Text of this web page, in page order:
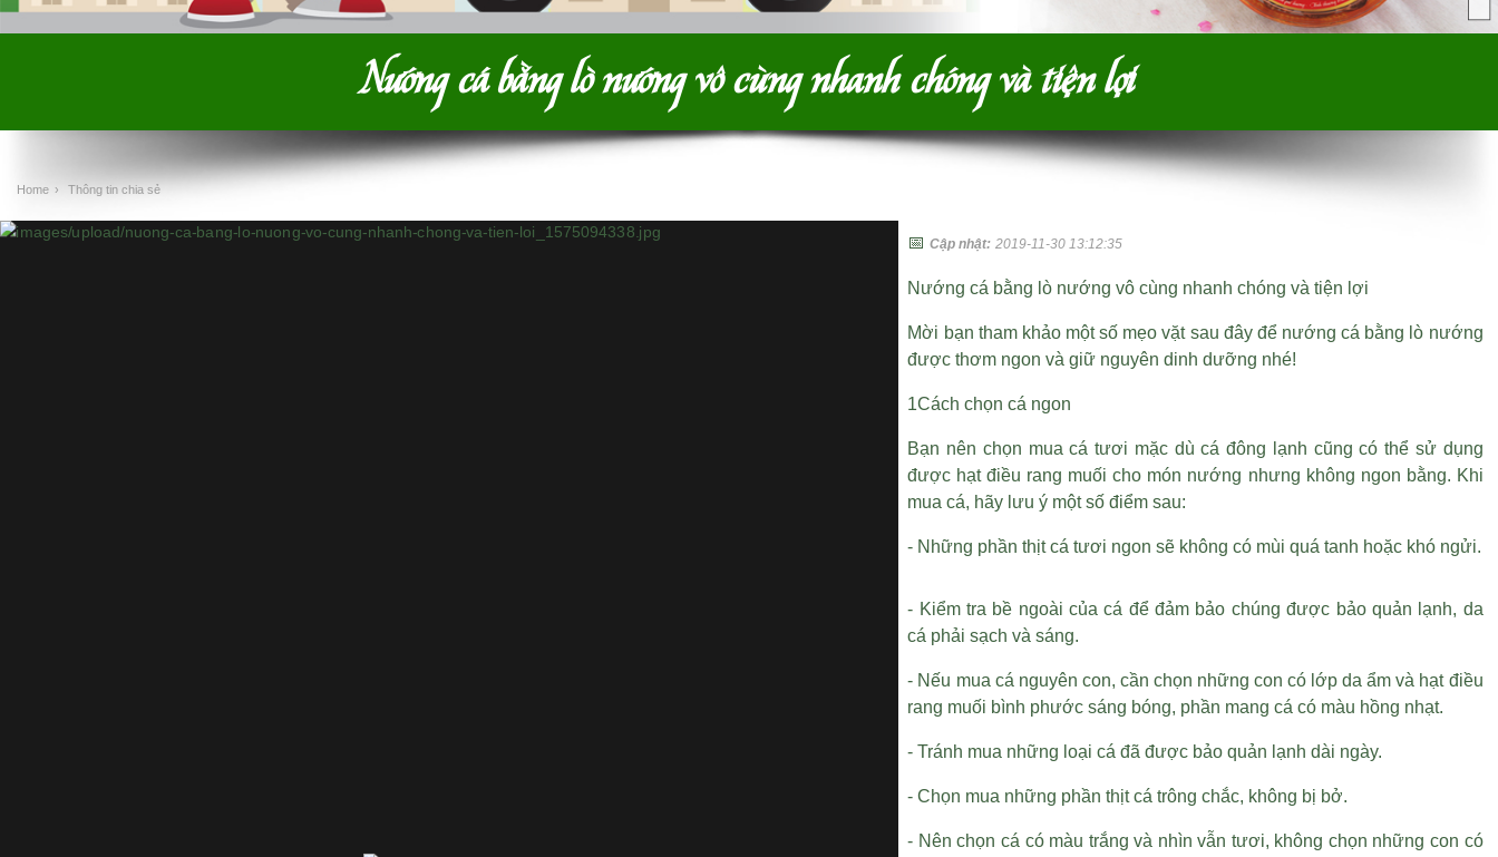
Nướng cá bằng lò nướng vô cùng nhanh chóng và tiện lợi
Home › Thông tin chia sẻ
📅Cập nhật: 2019-11-30 13:12:35
Nướng cá bằng lò nướng vô cùng nhanh chóng và tiện lợi
Mời bạn tham khảo một số mẹo vặt sau đây để nướng cá bằng lò nướng
được thơm ngon và giữ nguyên dinh dưỡng nhé!
1Cách chọn cá ngon
Bạn nên chọn mua cá tươi mặc dù cá đông lạnh cũng có thể sử dụng
được hạt điều rang muối cho món nướng nhưng không ngon bằng. Khi
mua cá, hãy lưu ý một số điểm sau:
- Những phần thịt cá tươi ngon sẽ không có mùi quá tanh hoặc khó ngửi.
- Kiểm tra bề ngoài của cá để đảm bảo chúng được bảo quản lạnh, da
cá phải sạch và sáng.
- Nếu mua cá nguyên con, cần chọn những con có lớp da ẩm và hạt điều
rang muối bình phước sáng bóng, phần mang cá có màu hồng nhạt.
- Tránh mua những loại cá đã được bảo quản lạnh dài ngày.
- Chọn mua những phần thịt cá trông chắc, không bị bở.
- Nên chọn cá có màu trắng và nhìn vẫn tươi, không chọn những con có